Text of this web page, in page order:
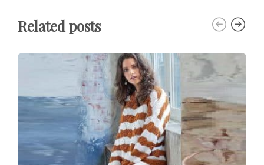
Related posts